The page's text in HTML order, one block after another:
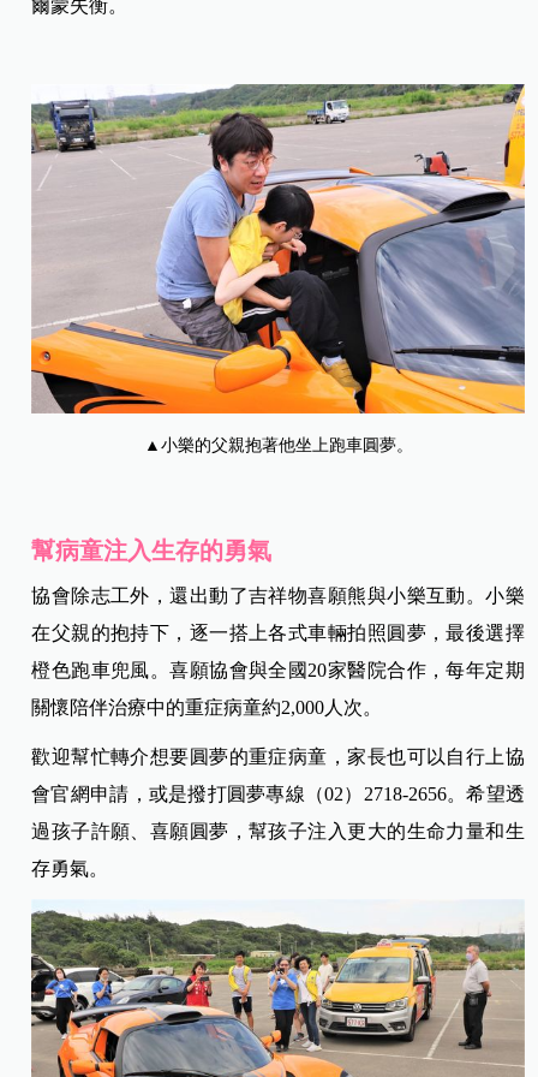
爾蒙失衡。
▲小樂的父親抱著他坐上跑車圓夢。
幫病童注入生存的勇氣
協會除志工外，還出動了吉祥物喜願熊與小樂互動。小樂
在父親的抱持下，逐一搭上各式車輛拍照圓夢，最後選擇
橙色跑車兜風。喜願協會與全國20家醫院合作，每年定期
關懷陪伴治療中的重症病童約2,000人次。
歡迎幫忙轉介想要圓夢的重症病童，家長也可以自行上協
會官網申請，或是撥打圓夢專線（02）2718-2656。希望透
過孩子許願、喜願圓夢，幫孩子注入更大的生命力量和生
存勇氣。